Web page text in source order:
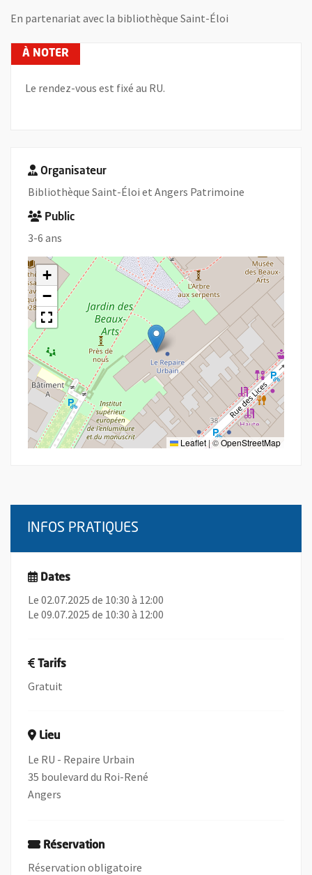
En partenariat avec la bibliothèque Saint-Éloi
Le rendez-vous est fixé au RU.
Organisateur
Bibliothèque Saint-Éloi et Angers Patrimoine
Public
3-6 ans
+
−
Leaflet |©OpenStreetMap
INFOS PRATIQUES
Dates
Le 02.07.2025 de 10:30 à 12:00
Le 09.07.2025 de 10:30 à 12:00
Tarifs
Gratuit
Lieu
Le RU - Repaire Urbain
35 boulevard du Roi-René
Angers
Réservation
Réservation obligatoire